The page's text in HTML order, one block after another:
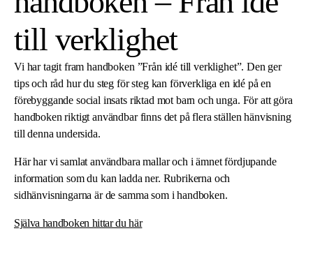
till verklighet
Vi har tagit fram handboken ”Från idé till verklighet”. Den ger
tips och råd hur du steg för steg kan förverkliga en idé på en
förebyggande social insats riktad mot barn och unga. För att göra
handboken riktigt användbar finns det på flera ställen hänvisning
till denna undersida.
Här har vi samlat användbara mallar och i ämnet fördjupande
information som du kan ladda ner. Rubrikerna och
sidhänvisningarna är de samma som i handboken.
Själva handboken hittar du här